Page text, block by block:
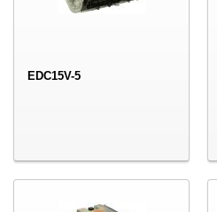
EDC15V-5